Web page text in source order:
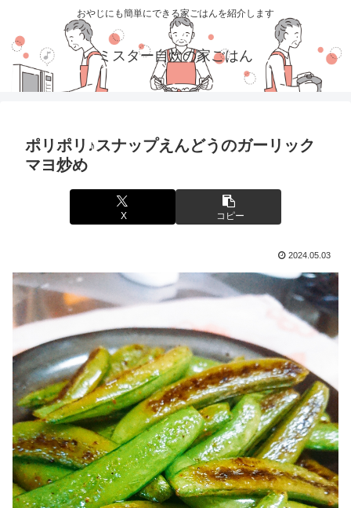
おやじにも簡単にできる家ごはんを紹介します
ミスター自炊の家ごはん
ポリポリ♪スナップえんどうのガーリック
マヨ炒め
X コピー
2024.05.03